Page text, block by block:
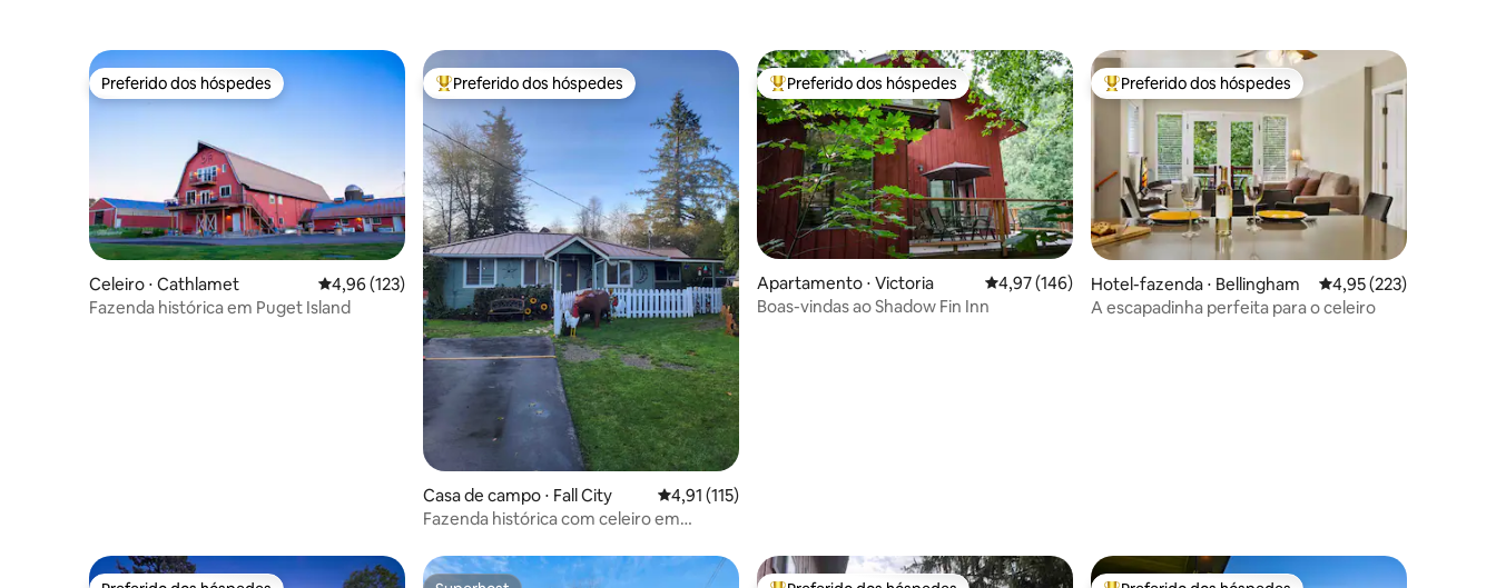
Preferido dos hóspedes
Preferido dos hóspedes
Celeiro ⋅ Cathlamet 4,96 de uma avaliação média de 5, 123 avaliações
4,96 (123)
Fazenda histórica em Puget Island
Entre os melhores preferidos dos hóspedes
Preferido dos hóspedes
Casa de campo ⋅ Fall City 4,91 de uma avaliação média de 5, 115 avaliações
4,91 (115)
Fazenda histórica com celeiro em
Entre os melhores preferidos dos hóspedes
Preferido dos hóspedes
Apartamento ⋅ Victoria 4,97 de uma avaliação média de 5, 146 avaliações
4,97 (146)
Boas-vindas ao Shadow Fin Inn
Entre os melhores preferidos dos hóspedes
Preferido dos hóspedes
Hotel-fazenda ⋅ Bellingham 4,95 de uma avaliação
4,95 (223)
A escapadinha perfeita para o celeiro